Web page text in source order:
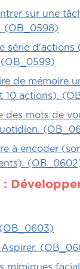
sur une
(OB_0598)
série d'actions
de mémoire
10 actions).
des mots de
à encoder
:
mimiques